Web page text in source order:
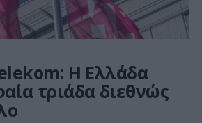
Η Ελλάδα
τριάδα διεθνώς